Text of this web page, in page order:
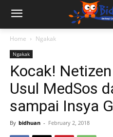
Home Ngakak
Ngakak
Kocak!
Usul MedSos
sampai Insya
By bidhuan - February 2, 2018